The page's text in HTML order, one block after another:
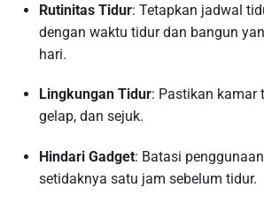
Rutinitas Tidur: Tetapkan jadwal
dengan waktu tidur dan bangun
hari.
Lingkungan Tidur: Pastikan kamar
gelap, dan sejuk.
Hindari Gadget: Batasi
setidaknya satu jam sebelum tidur.